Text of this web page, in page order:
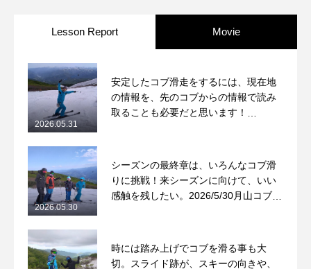
Lesson Report Movie
安定したコブ滑走をするには、現在地
の情報を、先のコブからの情報で読み
取ることも必要だと思います！
2026.05.31
シーズンの最終章は、いろんなコブ滑
りに挑戦！来シーズンに向けて、いい
感触を残したい。2026/5/30月山コブレ
2026.05.30
時には踏み上げでコブを滑る事も大
切。スライド跡が、スキーの向きや、